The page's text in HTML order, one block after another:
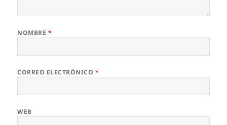
NOMBRE *
CORREO ELECTRÓNICO *
WEB